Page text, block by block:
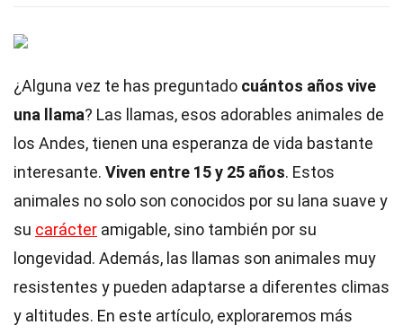
¿Alguna vez te has preguntado cuántos años vive
una llama? Las llamas, esos adorables animales de
los Andes, tienen una esperanza de vida bastante
interesante. Viven entre 15 y 25 años. Estos
animales no solo son conocidos por su lana suave y
su carácter amigable, sino también por su
longevidad. Además, las llamas son animales muy
resistentes y pueden adaptarse a diferentes climas
y altitudes. En este artículo, exploraremos más